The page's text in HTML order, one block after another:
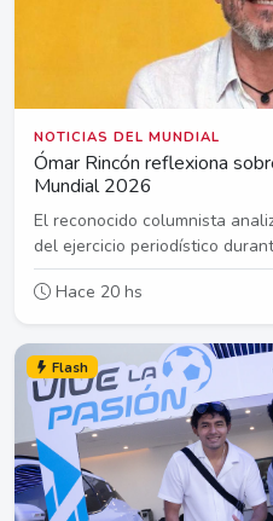
NOTICIAS DEL MUNDIAL
Ómar Rincón reflexiona
Mundial 2026
El reconocido columnista
del ejercicio periodístico
Hace 20 hs
Flash